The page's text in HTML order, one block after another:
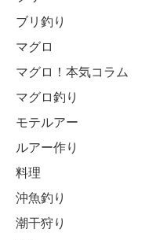
ブリ釣り
マグロ
マグロ！本気コラム
マグロ釣り
モテルアー
ルアー作り
料理
沖魚釣り
潮干狩り